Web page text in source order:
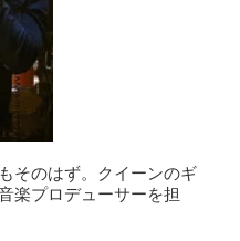
そのはず。クイーンのギ
楽プロデューサーを担